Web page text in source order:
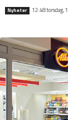
Nyheter 12:48 torsdag,